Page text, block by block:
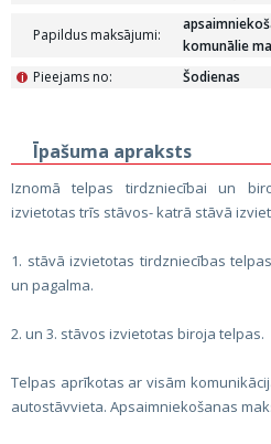
Papildus maksājumi:
komunālie
Pieejams no:
i Šodienas
Īpašuma apraksts
Iznomā telpas tirdzniecībai un
izvietotas trīs stāvos- katrā stāvā
1. stāvā izvietotas tirdzniecības
un pagalma.
2. un 3. stāvos izvietotas biroja telpas.
Telpas aprīkotas ar visām
autostāvvieta. Apsaimniekošanas